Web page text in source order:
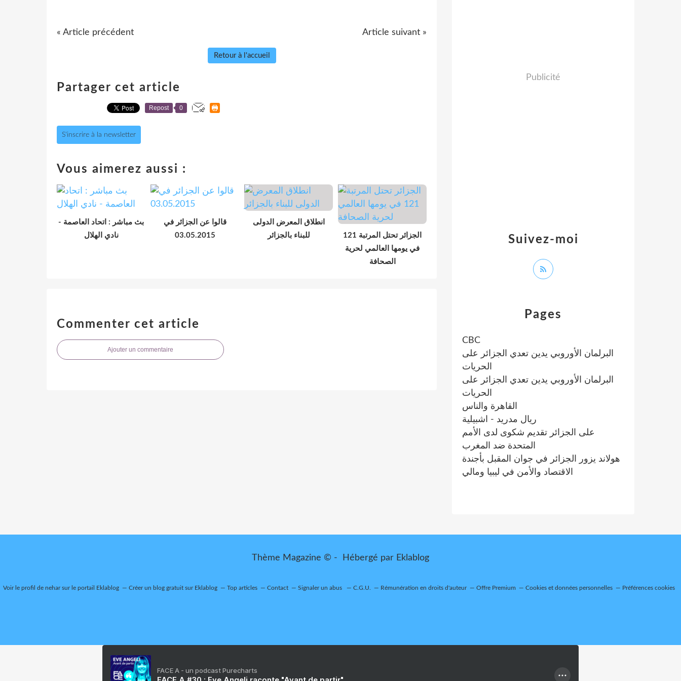
« Article précédent Article suivant »
Retour à l'accueil
Partager cet article
Repost 0
S'inscrire à la newsletter
Vous aimerez aussi :
بث مباشر : اتحاد العاصمة -
نادي الهلال
قالوا عن الجزائر في
03.05.2015
انطلاق المعرض الدولى
للبناء بالجزائر
الجزائر تحتل المرتبة 121
في يومها العالمي لحرية
الصحافة
Commenter cet article
Ajouter un commentaire
Pages
CBC
البرلمان الأوروبي يدين تعدي الجزائر على
الحريات
البرلمان الأوروبي يدين تعدي الجزائر على
الحريات
القاهرة والناس
ريال مدريد - اشبيلية
على الجزائر تقديم شكوى لدى الأمم
المتحدة ضد المغرب
هولاند يزور الجزائر في جوان المقبل بأجندة
الاقتصاد والأمن في ليبيا ومالي
Suivez-moi
Publicité
Thème Magazine © - Hébergé par Eklablog
Voir le profil de neharsur le portail Eklablog Créer un blog gratuit sur Eklablog Top articles Contact Signaler un abus C.G.U. Rémunération en droits d'auteur Offre Premium Cookies et données personnelles Préférences cookies
FACE A - un podcast Purecharts